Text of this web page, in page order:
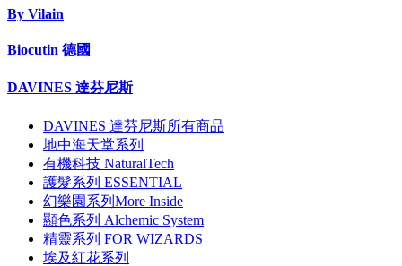
By Vilain
Biocutin 德國
DAVINES 達芬尼斯
DAVINES 達芬尼斯所有商品
地中海天堂系列
有機科技 NaturalTech
護髮系列 ESSENTIAL
幻樂園系列More Inside
顯色系列 Alchemic System
精靈系列 FOR WIZARDS
埃及紅花系列